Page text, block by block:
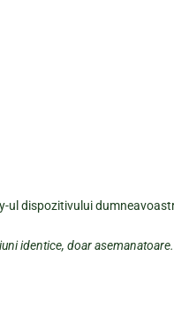
ul dispozitivului
identice, doar asemanatoare.